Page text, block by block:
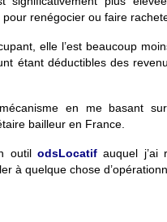
renégocier ou faire
elle l’est beaucoup
étant déductibles des
en me basant
bailleur en France.
outil odsLocatifauquel j’ai
à quelque chose